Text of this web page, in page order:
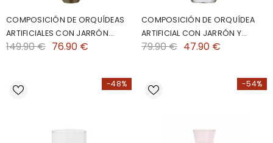
COMPOSICIÓN DE ORQUÍDEAS
ARTIFICIALES CON JARRÓN
DORADO DE GRAN FORMATO
149.90 € 76.90 €
COMPOSICIÓN DE ORQUÍDEA
ARTIFICIAL CON JARRÓN Y
HIERBA DE OSO 46CM
79.90 € 47.90 €
-48% -54%